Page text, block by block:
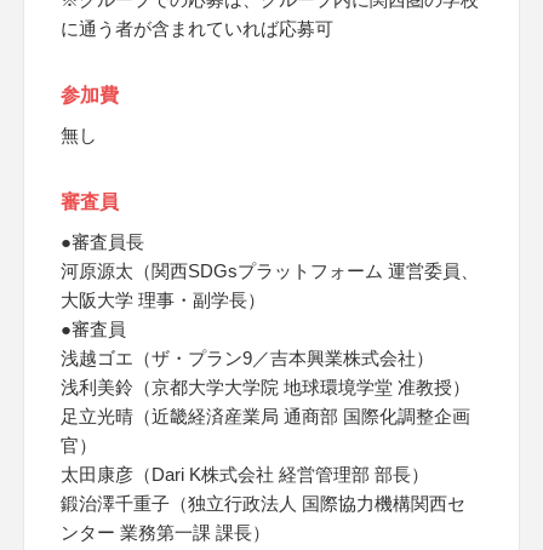
に通う者が含まれていれば応募可
参加費
無し
審査員
●審査員長
河原源太（関西SDGsプラットフォーム 運営委員、
大阪大学 理事・副学長）
●審査員
浅越ゴエ（ザ・プラン9／吉本興業株式会社）
浅利美鈴（京都大学大学院 地球環境学堂 准教授）
足立光晴（近畿経済産業局 通商部 国際化調整企画
官）
太田康彦（Dari K株式会社 経営管理部 部長）
鍛治澤千重子（独立行政法人 国際協力機構関西セ
ンター 業務第一課 課長）